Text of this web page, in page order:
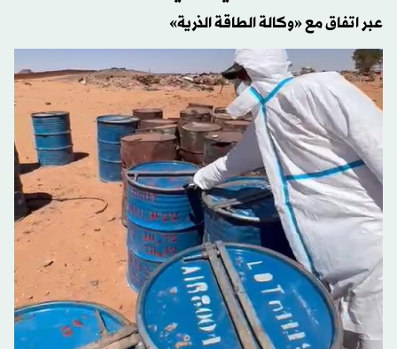
عبر اتفاق مع «وكالة الطاقة الذرية»